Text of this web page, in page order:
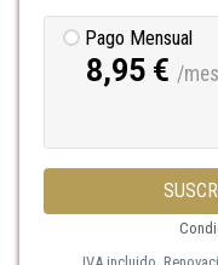
Pago Mensual
8,95 € /mes